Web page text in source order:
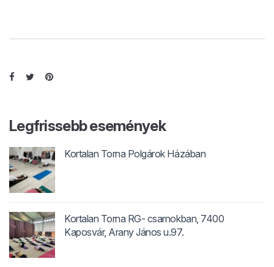
Legfrissebb események
Kortalan Torna Polgárok Házában
Kortalan Torna RG- csarnokban, 7400
Kaposvár, Arany János u.97.